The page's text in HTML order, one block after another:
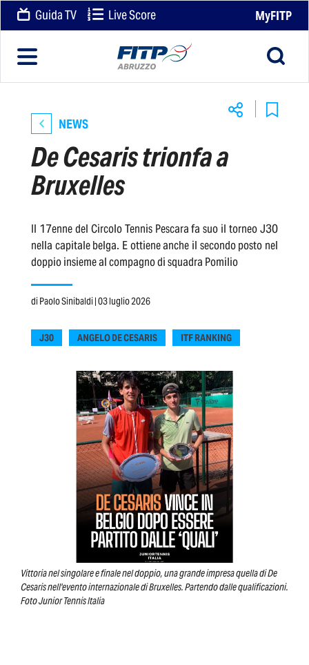
Guida TV Live Score MyFITP
NEWS
De Cesaris trionfa a
Bruxelles
Il 17enne del Circolo Tennis Pescara fa suo il torneo J30
nella capitale belga. E ottiene anche il secondo posto nel
doppio insieme al compagno di squadra Pomilio
diPaolo Sinibaldi| 03 luglio 2026
J30 ANGELO DE CESARIS ITF RANKING
Vittoria nel singolare e finale nel doppio, una grande impresa quella di De
Cesaris nell'evento internazionale di Bruxelles. Partendo dalle qualificazioni.
Foto Junior Tennis Italia